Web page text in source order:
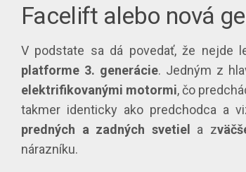
Facelift alebo nová
V podstate sa dá povedať, že nejde
platforme 3. generácie. Jedným z
elektrifikovanými motormi, čo
takmer identicky ako predchodca a
predných a zadných svetiel a z
nárazníku.